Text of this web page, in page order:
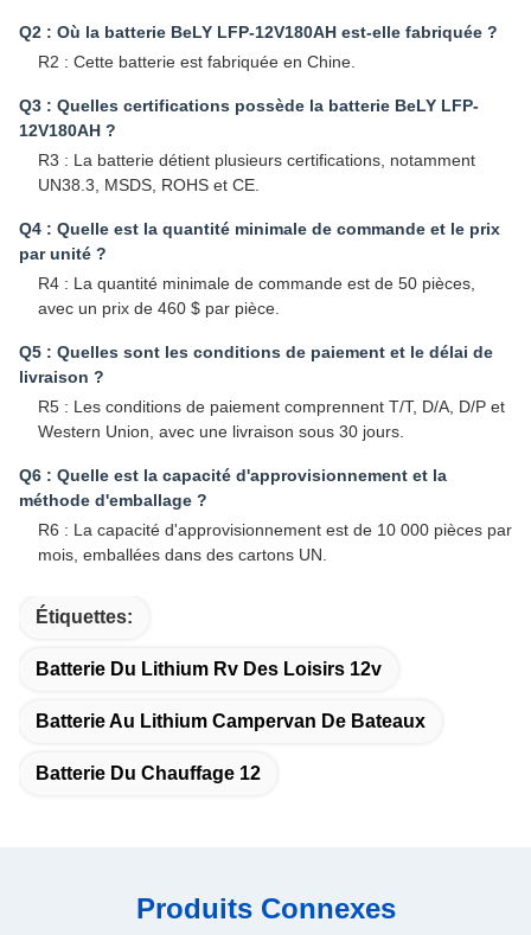
Q2 : Où la batterie BeLY LFP-12V180AH est-elle fabriquée ?
R2 : Cette batterie est fabriquée en Chine.
Q3 : Quelles certifications possède la batterie BeLY LFP-
12V180AH ?
R3 : La batterie détient plusieurs certifications, notamment
UN38.3, MSDS, ROHS et CE.
Q4 : Quelle est la quantité minimale de commande et le prix
par unité ?
R4 : La quantité minimale de commande est de 50 pièces,
avec un prix de 460 $ par pièce.
Q5 : Quelles sont les conditions de paiement et le délai de
livraison ?
R5 : Les conditions de paiement comprennent T/T, D/A, D/P et
Western Union, avec une livraison sous 30 jours.
Q6 : Quelle est la capacité d'approvisionnement et la
méthode d'emballage ?
R6 : La capacité d'approvisionnement est de 10 000 pièces par
mois, emballées dans des cartons UN.
Étiquettes:
Batterie Du Lithium Rv Des Loisirs 12v
Batterie Au Lithium Campervan De Bateaux
Batterie Du Chauffage 12
Produits Connexes